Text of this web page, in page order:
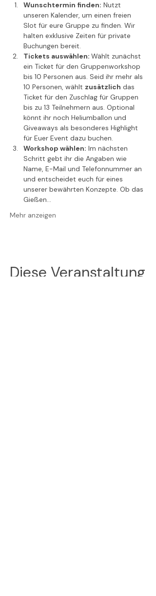
Wunschtermin finden: Nutzt
unseren Kalender, um einen freien
Slot für eure Gruppe zu finden. Wir
halten exklusive Zeiten für private
Buchungen bereit.
Tickets auswählen: Wählt zunächst
ein Ticket für den Gruppenworkshop
bis 10 Personen aus. Seid ihr mehr als
10 Personen, wählt zusätzlich das
Ticket für den Zuschlag für Gruppen
bis zu 13 Teilnehmern aus. Optional
könnt ihr noch Heliumballon und
Giveaways als besonderes Highlight
für Euer Event dazu buchen.
Workshop wählen: Im nächsten
Schritt gebt ihr die Angaben wie
Name, E-Mail und Telefonnummer an
und entscheidet euch für eines
unserer bewährten Konzepte. Ob das
Gießen…
Mehr anzeigen
Diese Veranstaltung